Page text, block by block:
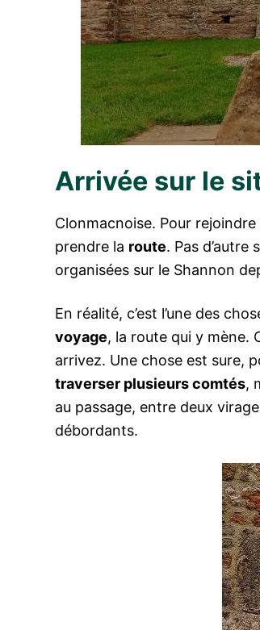
Arrivée sur le
Clonmacnoise. Pour rejoindre
prendre la route. Pas
organisées sur le Shannon
En réalité, c’est l’une des
voyage, la route qui y mène.
arrivez. Une chose est sure,
traverser plusieurs comtés,
au passage, entre deux
débordants.